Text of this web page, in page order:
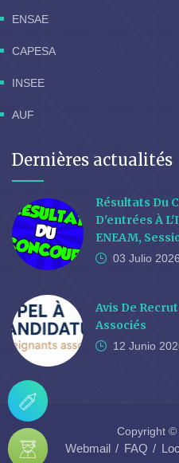
ENSAE
CAPESA
INSEE
AUF
Dernières actualités
Résultats Du
D'entrées À
ENEAM,
03 Julio 2026
Avis De
Associés
12 Junio
Copyright ©
Webmail FAQ